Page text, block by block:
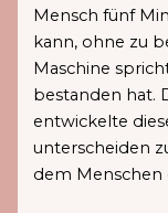
Mensch fünf
kann, ohne zu
Maschine
bestanden hat.
entwickelte
unterscheiden
dem